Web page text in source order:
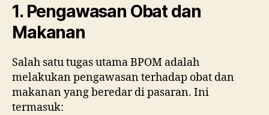
1. Pengawasan Obat dan
Makanan
Salah satu tugas utama BPOM adalah
melakukan pengawasan terhadap obat dan
makanan yang beredar di pasaran. Ini
termasuk: